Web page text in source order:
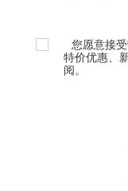
您愿意接
特价优惠、
阅。